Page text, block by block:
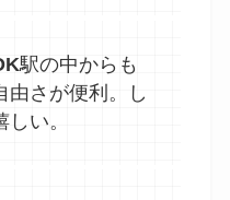
駅の中からも
由さが便利。し
い。